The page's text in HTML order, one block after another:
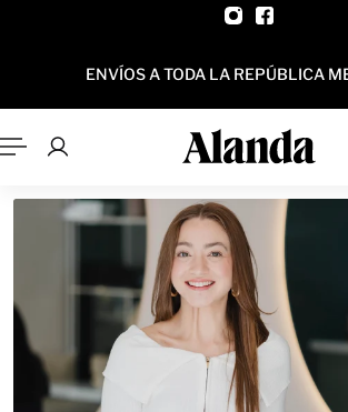
LA REPÚBLICA MEXICANA